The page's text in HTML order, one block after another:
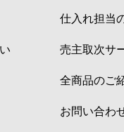
仕入れ担当
売主取次サ
全商品のご
お問い合わ